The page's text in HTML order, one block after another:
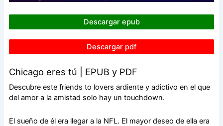
Descargar epub
Descargar pdf
Chicago eres tú | EPUB y PDF
Descubre este friends to lovers ardiente y adictivo en el que
del amor a la amistad solo hay un touchdown.
El sueño de él era llegar a la NFL. El mayor deseo de ella era